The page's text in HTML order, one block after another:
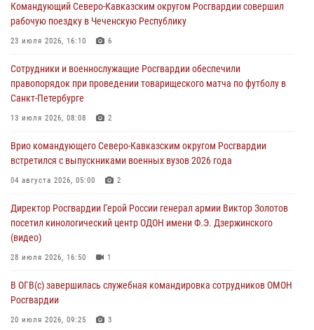
ограниченными возможностями здоровья (видео)
08 августа 2026, 06:32
тактическом турнире (видео)
08 августа 2026, 06:15 9
День физкультурника в Уральском округе Росгвардии отметили
08 августа 2026, 06:03 9
В ДНР выполняющие задачи СВО росгвардейцы получают из дома
08 августа 2026, 05:00
Командующий Северо-Кавказским округом Росгвардии совершил
рабочую поездку в Чеченскую Республику
23 июля 2026, 16:10 6
Сотрудники и военнослужащие Росгвардии обеспечили
правопорядок при проведении товарищеского матча по футболу в
Санкт-Петербурге
13 июля 2026, 08:08 2
Врио командующего Северо-Кавказским округом Росгвардии
встретился с выпускниками военных вузов 2026 года
04 августа 2026, 05:00 2
Директор Росгвардии Герой России генерал армии Виктор Золотов
посетил кинологический центр ОДОН имени Ф.Э. Дзержинского
(видео)
28 июля 2026, 16:50 1
В ОГВ(с) завершилась служебная командировка сотрудников ОМОН
Росгвардии
20 июля 2026, 09:25 3